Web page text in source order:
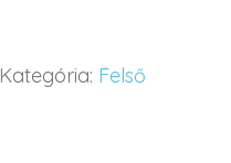
Kategória: Felső